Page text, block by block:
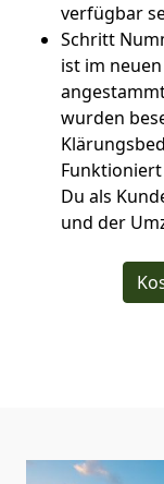
verfügbar
Schritt
ist im
wurden
Du als
und der